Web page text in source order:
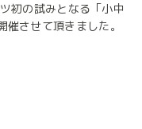
初の試みとなる「小中
させて頂きました。